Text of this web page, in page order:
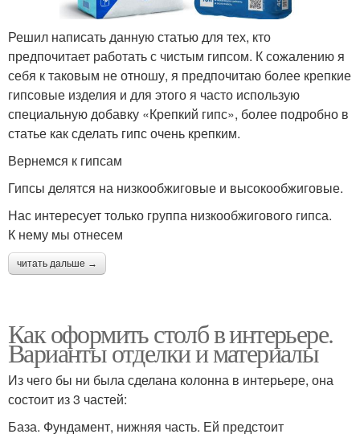
Решил написать данную статью для тех, кто
предпочитает работать с чистым гипсом. К сожалению я
себя к таковым не отношу, я предпочитаю более крепкие
гипсовые изделия и для этого я часто использую
специальную добавку «Крепкий гипс», более подробно в
статье как сделать гипс очень крепким.
Вернемся к гипсам
Гипсы делятся на низкообжиговые и высокообжиговые.
Нас интересует только группа низкообжигового гипса.
К нему мы отнесем
читать дальше →
Как оформить столб в интерьере.
Варианты отделки и материалы
Из чего бы ни была сделана колонна в интерьере, она
состоит из 3 частей:
База. Фундамент, нижняя часть. Ей предстоит